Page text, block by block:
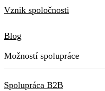
Vznik spoločnosti
Blog
Možností spolupráce
Spolupráca B2B